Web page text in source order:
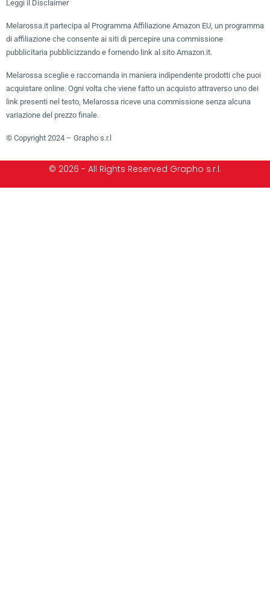
Leggi il Disclaimer
Melarossa.it partecipa al Programma Affiliazione Amazon EU, un programma
di affiliazione che consente ai siti di percepire una commissione
pubblicitaria pubblicizzando e fornendo link al sito Amazon.it.
Melarossa sceglie e raccomanda in maniera indipendente prodotti che puoi
acquistare online. Ogni volta che viene fatto un acquisto attraverso uno dei
link presenti nel testo, Melarossa riceve una commissione senza alcuna
variazione del prezzo finale.
© Copyright 2024 – Grapho s.r.l
© 2026 - All Rights Reserved Grapho s.r.l.